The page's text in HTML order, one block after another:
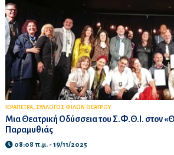
ΙΕΡΑΠΕΤΡΑ, ΣΥΛΛΟΓΟΣ ΦΙΛΩΝ ΘΕΑΤΡΟΥ
Μια Θεατρική Οδύσσεια του Σ.Φ.Θ.Ι. στον
Παραμυθιάς
08:08 π.μ. - 19/11/2025